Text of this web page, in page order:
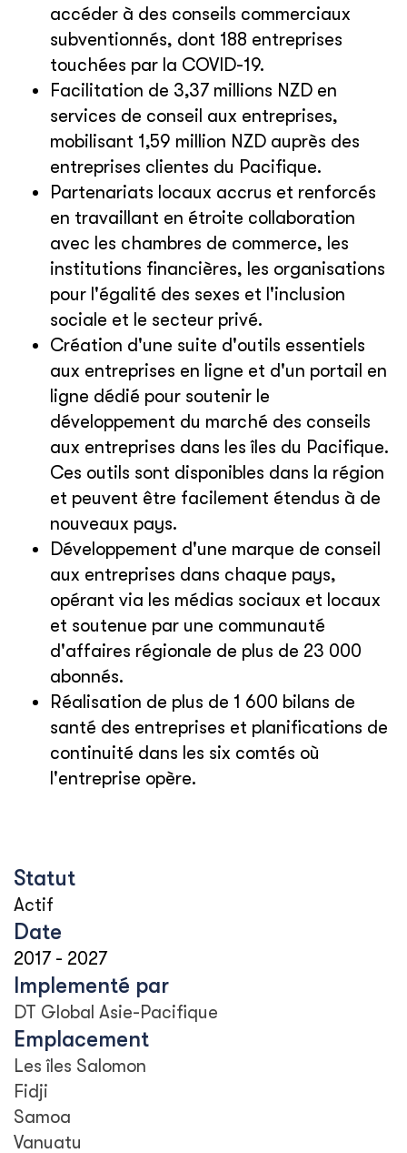
accéder à des conseils commerciaux
subventionnés, dont 188 entreprises
touchées par la COVID-19.
Facilitation de 3,37 millions NZD en
services de conseil aux entreprises,
mobilisant 1,59 million NZD auprès des
entreprises clientes du Pacifique.
Partenariats locaux accrus et renforcés
en travaillant en étroite collaboration
avec les chambres de commerce, les
institutions financières, les organisations
pour l'égalité des sexes et l'inclusion
sociale et le secteur privé.
Création d'une suite d'outils essentiels
aux entreprises en ligne et d'un portail en
ligne dédié pour soutenir le
développement du marché des conseils
aux entreprises dans les îles du Pacifique.
Ces outils sont disponibles dans la région
et peuvent être facilement étendus à de
nouveaux pays.
Développement d'une marque de conseil
aux entreprises dans chaque pays,
opérant via les médias sociaux et locaux
et soutenue par une communauté
d'affaires régionale de plus de 23 000
abonnés.
Réalisation de plus de 1 600 bilans de
santé des entreprises et planifications de
continuité dans les six comtés où
l'entreprise opère.
Statut
Actif
Date
2017- 2027
Implementé par
DT Global Asie-Pacifique
Emplacement
Les îles Salomon
Fidji
Samoa
Vanuatu